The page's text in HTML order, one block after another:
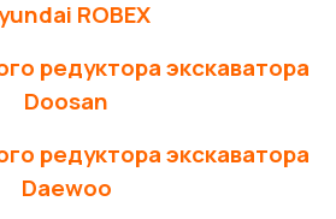
ROBEX
редуктора экскаватора
Doosan
редуктора экскаватора
Daewoo